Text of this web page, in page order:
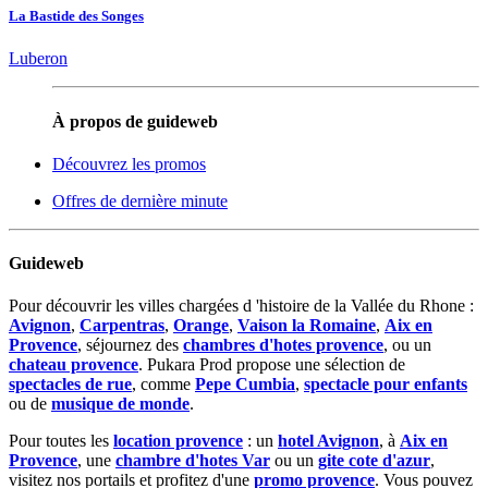
La Bastide des Songes
Luberon
À propos de guideweb
Découvrez les promos
Offres de dernière minute
Guideweb
Pour découvrir les villes chargées d 'histoire de la Vallée du Rhone :
Avignon, Carpentras, Orange, Vaison la Romaine, Aix en
Provence, séjournez des chambres d'hotes provence, ou un
chateau provence. Pukara Prod propose une sélection de
spectacles de rue, comme Pepe Cumbia, spectacle pour enfants
ou de musique de monde.
Pour toutes les location provence : un hotel Avignon, à Aix en
Provence, une chambre d'hotes Var ou un gite cote d'azur,
visitez nos portails et profitez d'une promo provence. Vous pouvez